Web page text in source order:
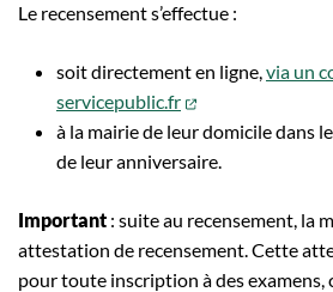
Le recensement s’effectue :
soit directement en ligne,via un
servicepublic.fr
(ouverture dans
à la mairie de leur domicile dans
de leur anniversaire.
Important : suite au recensement, la
attestation de recensement. Cette
pour toute inscription à des examens,